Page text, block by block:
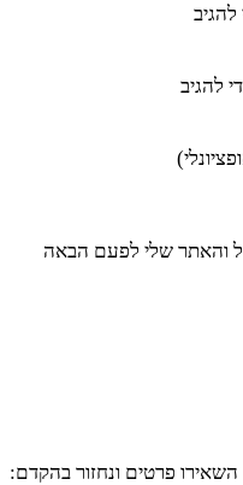
להגיב
והאתר שלי לפעם הבאה
פרטים ונחזור בהקדם: